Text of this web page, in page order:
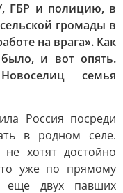
ГБР и полицию, в
громады в
на врага». Как
было, и вот опять.
семья
Россия посреди
в родном селе.
хотят достойно
уже по прямому
еще двух павших